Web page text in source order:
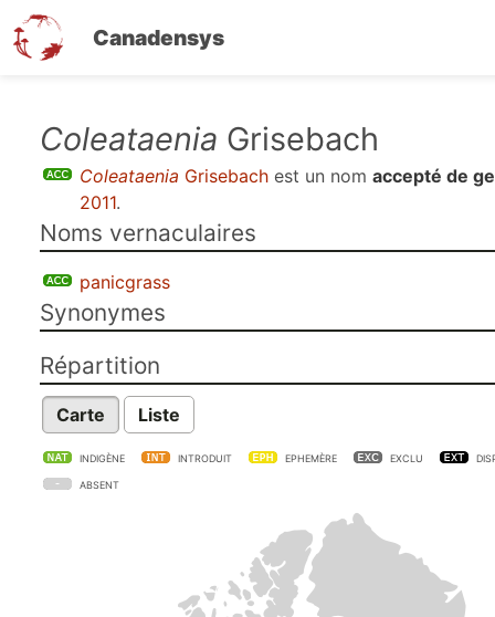
Canadensys
contenu
Coleataenia Grisebach
Coleataenia Grisebach est un nom accepté de
2011.
Noms vernaculaires
panicgrass
Synonymes
Répartition
Carte Liste
INDIGÈNE INTRODUIT EPHEMÈRE EXCLU
ABSENT